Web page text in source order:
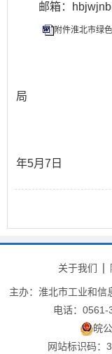
邮箱：
附件淮北市绿
淮北
局
年5月7日
关于我们
主办：淮北市工业和信
电话：0561-
皖
网站标识码：